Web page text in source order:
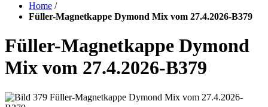
Home /
Füller-Magnetkappe Dymond Mix vom 27.4.2026-B379
Füller-Magnetkappe Dymond
Mix vom 27.4.2026-B379